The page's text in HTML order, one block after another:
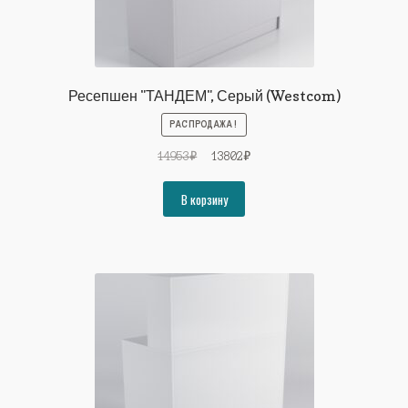
Ресепшен "ТАНДЕМ", Серый (Westcom)
РАСПРОДАЖА!
14953₽
Первоначальная
составляла
14953₽.
13802₽Текущая
В корзину